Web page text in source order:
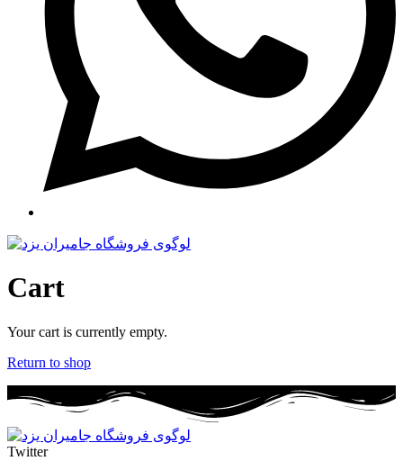
Cart
Your cart is currently empty.
Return to shop
Twitter